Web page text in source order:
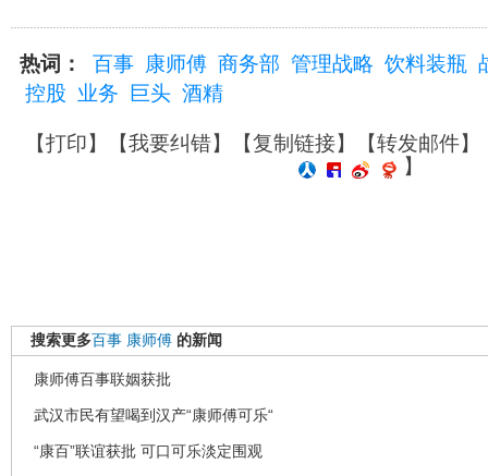
热词： 百事 康师傅 商务部 管理战略 饮料装瓶
控股 业务 巨头 酒精
【打印】【我要纠错】【复制链接】【转发邮件】
】
搜索更多百事 康师傅 的新闻
康师傅百事联姻获批
武汉市民有望喝到汉产“康师傅可乐“
“康百”联谊获批 可口可乐淡定围观